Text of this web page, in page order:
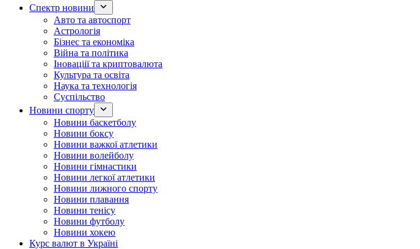
Спектр новини
Авто та автоспорт
Астрологія
Бізнес та економіка
Війна та політика
Іноваціії та криптовалюта
Культура та освіта
Наука та технологія
Суспільство
Новини спорту
Новини баскетболу
Новини боксу
Новини важкої атлетики
Новини волейболу
Новини гімнастики
Новини легкої атлетики
Новини лижного спорту
Новини плавання
Новини тенісу
Новини футболу
Новини хокею
Курс валют в Україні